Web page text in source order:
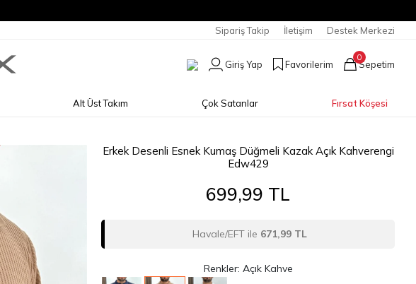
Sipariş Takip İletişim Destek Merkezi
Giriş Yap Favorilerim
0
Sepetim
Alt Üst Takım Çok Satanlar
Fırsat Köşesi
Erkek Desenli Esnek Kumaş Düğmeli Kazak Açık Kahverengi
Edw429
699,99 TL
Havale/EFT ile 671,99 TL
Renkler: Açık Kahve